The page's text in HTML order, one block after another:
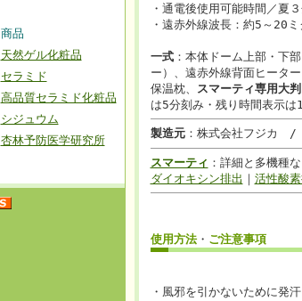
商品
天然ゲル化粧品
セラミド
高品質セラミド化粧品
シジュウム
杏林予防医学研究所
・通電後使用可能時間／夏
・遠赤外線波長：約5～20ミ
一式：本体ドーム上部・下
ー）、遠赤外線背面ヒータ
保温枕、
スマーティ専用大
は5分刻み・残り時間表示は1
製造元：株式会社フジカ /
スマーティ ：詳細と多機種な
ダイオキシン排出 ｜ 活性酸
使用方法・ ご注意事項
・風邪を引かないために発